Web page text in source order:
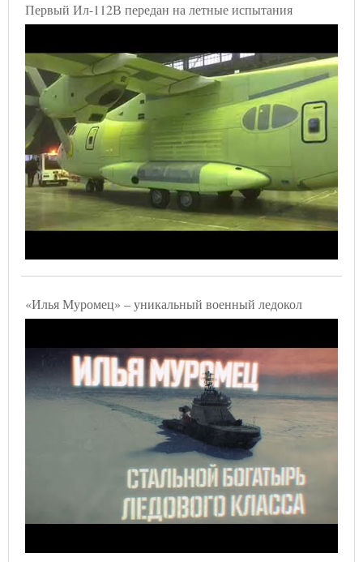
Первый Ил-112В передан на летные испытания
«Илья Муромец» – уникальный военный ледокол